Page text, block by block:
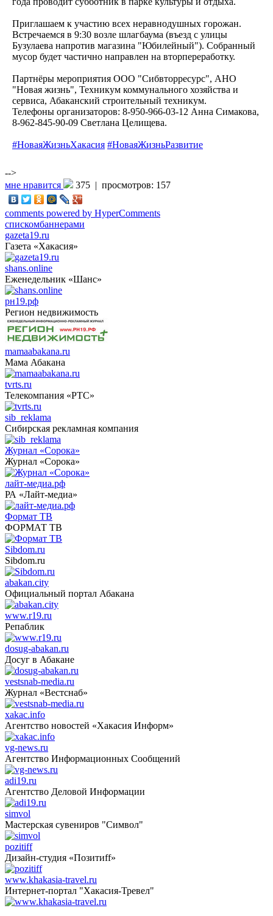
Приглашаем к участию всех неравнодушных горожан.
Встречаемся в 9:30 возле шлагбаума (въезд с улицы
Бузулаева напротив магазина "Юбилейный"). Собранный
мусор будет частично направлен на вторпереработку.
Партнёры мероприятия ООО "Сибвторресурс", АНО
"Новая жизнь", Техникум коммунального хозяйства и
сервиса, Абаканский строительный техникум.
Телефоны организаторов: 8-950-966-03-12 Анна Симакова,
8-962-845-90-09 Светлана Целищева.
#НоваяЖизньХакасия #НоваяЖизньРазвитие
-->
мне нравится
375 | просмотров: 157
comments powered by HyperComments
спискомбаннерами
gazeta19.ru
Газета «Хакасия»
shans.online
Еженедельник «Шанс»
рн19.рф
Регион недвижимость
mamaabakana.ru
Мама Абакана
tvrts.ru
Телекомпания «РТС»
sib_reklama
Сибирская рекламная компания
Журнал «Сорока»
Журнал «Сорока»
лайт-медиа.рф
РА «Лайт-медиа»
Формат ТВ
ФОРМАТ ТВ
Sibdom.ru
Sibdom.ru
abakan.city
Официальный портал Абакана
www.r19.ru
Репаблик
dosug-abakan.ru
Досуг в Абакане
vestsnab-media.ru
Журнал «Вестснаб»
xakac.info
Агентство новостей «Хакасия Информ»
vg-news.ru
Агентство Информационных Сообщений
adi19.ru
Агентство Деловой Информации
simvol
Мастерская сувениров "Символ"
pozitiff
Дизайн-студия «Позитиff»
www.khakasia-travel.ru
Интернет-портал "Хакасия-Тревел"